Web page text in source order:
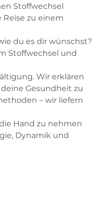
Stoffwechsel
zu einem
du es dir wünschst?
Stoffwechsel und
Wir erklären
Gesundheit zu
– wir liefern
Hand zu nehmen
Dynamik und